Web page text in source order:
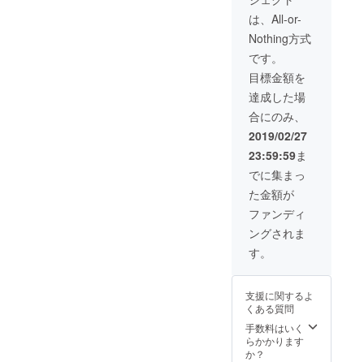
にはサ
ポート
してく
れる友
ます。
話しな
がら
ゆっく
りでき
たらい
ます。
居酒屋
では
放題付
で考え
ていま
す。 ※
高級店
ではあ
りませ
んが居
酒屋は
私が支
払いさ
せてい
ただき
にはサ
ポート
してく
れる友
達もき
ます。
場所
博多 ※
各場所
自己負
担でお
願いし
ます ※
博多
駅、天
神駅付
近で予
定して
いま
す。
店は私
が選び
になり
居酒屋
では
コース
＋飲み
放題付
は、All-or-
Nothing方式
です。
目標金額を
達成した場
合にのみ、
2019/02/27
23:59:59ま
でに集まっ
た金額が
ファンディ
ングされま
す。
支援に関するよ
くある質問
手数料はいく
らかかります
か？